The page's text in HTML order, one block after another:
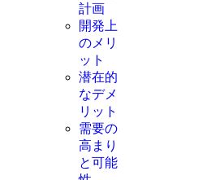
計画
開発上
のメリ
ット
潜在的
なデメ
リット
需要の
高まり
と可能